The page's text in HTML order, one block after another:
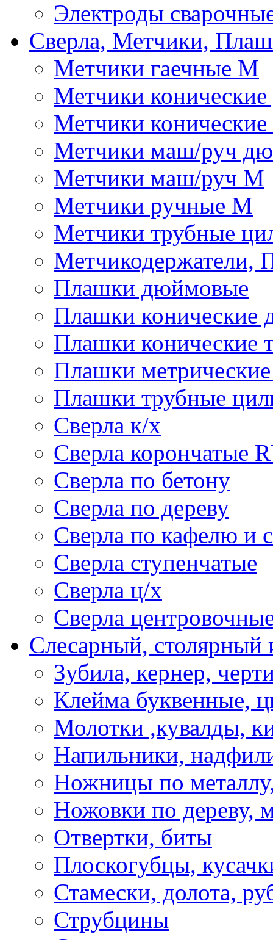
Электроды
Сверла, Метчики,
Метчики гаечные М
Метчики
Метчики
Метчики маш/руч
Метчики маш/руч М
Метчики ручные М
Метчики трубные
Метчикодержатели,
Плашки дюймовые
Плашки
Плашки конические
Плашки
Плашки трубные
Сверла к/х
Сверла корончатые
Сверла по бетону
Сверла по дереву
Сверла по кафелю и
Сверла ступенчатые
Сверла ц/х
Сверла
Слесарный, столярный
Зубила, кернер,
Клейма буквенные,
Молотки ,кувалды,
Напильники,
Ножницы по
Ножовки по дереву,
Отвертки, биты
Плоскогубцы,
Стамески, долота,
Струбцины